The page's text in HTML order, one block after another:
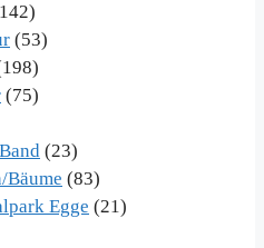
(53)
(75)
(23)
Bäume (83)
Egge (21)